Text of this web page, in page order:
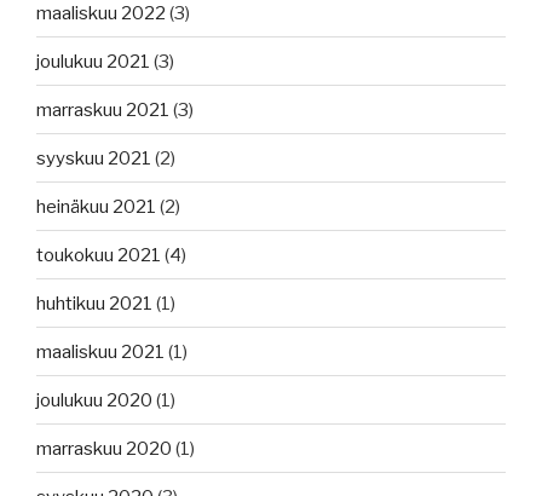
maaliskuu 2022 (3)
joulukuu 2021 (3)
marraskuu 2021 (3)
syyskuu 2021 (2)
heinäkuu 2021 (2)
toukokuu 2021 (4)
huhtikuu 2021 (1)
maaliskuu 2021 (1)
joulukuu 2020 (1)
marraskuu 2020 (1)